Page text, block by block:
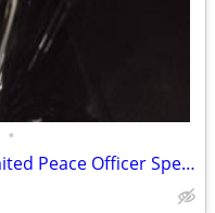
•
2015 Harley Davidson Ultra Limited Peace Officer Special